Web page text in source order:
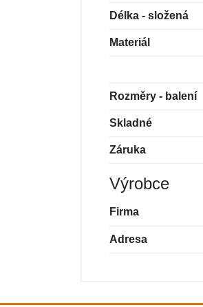
Délka - složená
Materiál
Rozměry - balení
Skladné
Záruka
Výrobce
Firma
Adresa